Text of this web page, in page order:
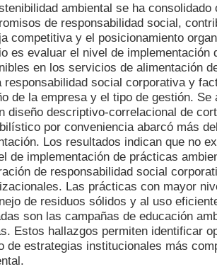
ambiental se ha
de responsabilidad social,
competitiva y el posicionamiento
es evaluar el nivel de implementación
en los servicios de alimentación
responsabilidad social corporativa y
de la empresa y el tipo de gestión.
diseño descriptivo-correlacional de
por conveniencia abarcó más
Los resultados indican que no
de implementación de prácticas
de responsabilidad social
Las prácticas con mayor
de residuos sólidos y al uso
son las campañas de educación
Estos hallazgos permiten identificar
de estrategias institucionales más